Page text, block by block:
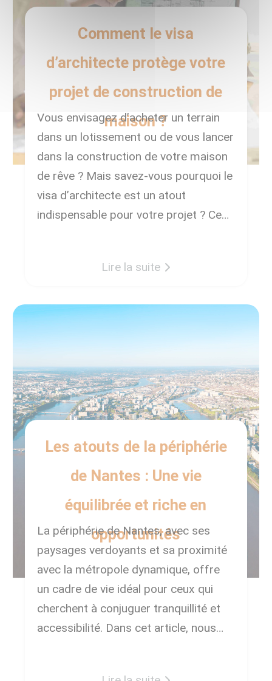
Comment le visa
d’architecte protège votre
projet de construction de
maison ?
Vous envisagez d’acheter un terrain
dans un lotissement ou de vous lancer
dans la construction de votre maison
de rêve ? Mais savez-vous pourquoi le
visa d’architecte est un atout
indispensable pour votre projet ? Ce
votre future maison sera construite
Lire la suite
Les atouts de la périphérie
de Nantes : Une vie
équilibrée et riche en
opportunités
La périphérie de Nantes, avec ses
paysages verdoyants et sa proximité
avec la métropole dynamique, offre
un cadre de vie idéal pour ceux qui
cherchent à conjuguer tranquillité et
accessibilité. Dans cet article, nous